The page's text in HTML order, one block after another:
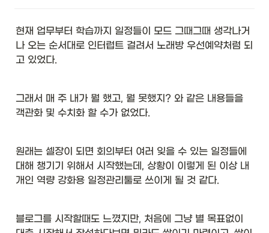
현재 업무부터 학습까지 일정들이 모드 그때그때 생각나거
나 오는 순서대로 인터럽트 걸려서 노래방 우선예약처럼 되
고 있었다.
그래서 매 주 내가 뭘 했고, 뭘 못했지? 와 같은 내용들을
객관화 및 수치화 할 수가 없었다.
원래는 셀장이 되면 회의부터 여러 잊을 수 있는 일정들에
대해 챙기기 위해서 시작했는데, 상황이 이렇게 된 이상 내
개인 역량 강화용 일정관리툴로 쓰이게 될 것 같다.
블로그를 시작할때도 느꼈지만, 처음에 그냥 별 목표없이